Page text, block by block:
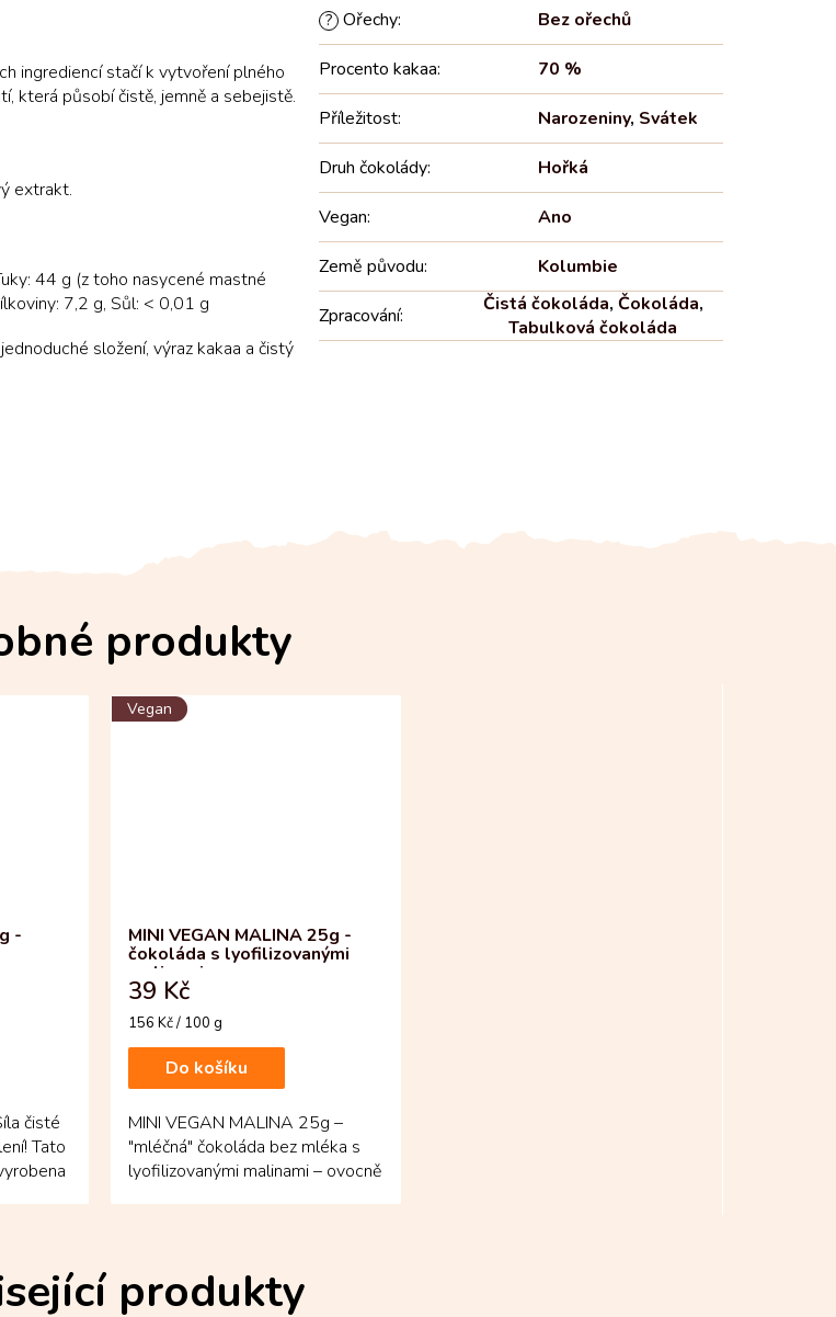
ingrediencí stačí k vytvoření plného
která působí čistě, jemně a sebejistě.
extrakt.
44 g (z toho nasycené mastné
7,2 g, Sůl: < 0,01 g
složení, výraz kakaa a čistý
? Ořechy: Bez ořechů
Procento kakaa: 70 %
Příležitost: Narozeniny, Svátek
Druh čokolády: Hořká
Vegan: Ano
Země původu: Kolumbie
Zpracování: Čistá čokoláda, Čokoláda,
Tabulková čokoláda
-
čisté
Tato
Vegan
MINI VEGAN MALINA 25g -
čokoláda s lyofilizovanými
malinami
39 Kč
Měrná
156 Kč / 100 g
Do košíku
MINI VEGAN MALINA 25g –
"mléčná" čokoláda bez mléka s
lyofilizovanými malinami – ovocně
produkty